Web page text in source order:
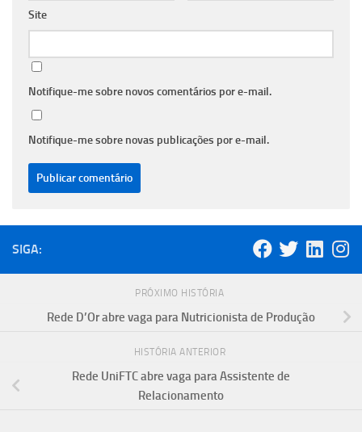
Site
Notifique-me sobre novos comentários por e-mail.
Notifique-me sobre novas publicações por e-mail.
SIGA:
PRÓXIMO HISTÓRIA
Rede D’Or abre vaga para Nutricionista de Produção
HISTÓRIA ANTERIOR
Rede UniFTC abre vaga para Assistente de
Relacionamento